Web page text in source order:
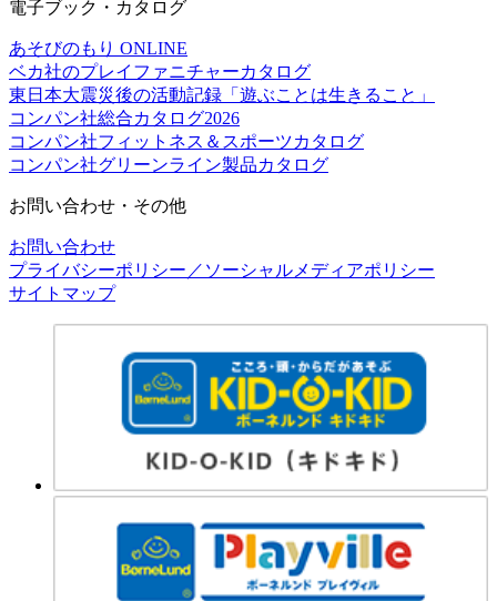
電子ブック・カタログ
あそびのもり ONLINE
ベカ社のプレイファニチャーカタログ
東日本大震災後の活動記録「遊ぶことは生きること」
コンパン社総合カタログ2026
コンパン社フィットネス＆スポーツカタログ
コンパン社グリーンライン製品カタログ
お問い合わせ・その他
お問い合わせ
プライバシーポリシー／ソーシャルメディアポリシー
サイトマップ